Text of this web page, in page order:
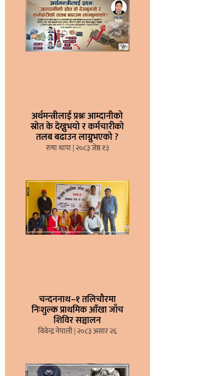
अर्थमन्त्रीलाई प्रश्नः आम्दानीको
स्रोत के देख्नुभयो र कर्मचारीको
तलब बढाउन लाग्नुभएको ?
रुषा थापा २०८३ जेष्ठ १३
चन्दननाथ–१ तलिचौरमा
निःशुल्क प्राथमिक आँखा जाँच
शिविर सञ्चालन
विवेन्द्र नेपाली २०८३ असार २६